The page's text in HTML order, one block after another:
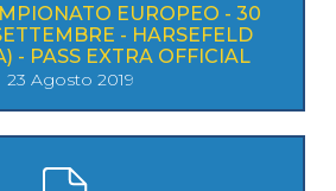
EUROPEO - 30
- HARSEFELD
- PASS EXTRA OFFICIAL
23 Agosto 2019